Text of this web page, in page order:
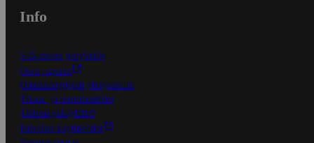
Info
S-Business yrityksille
Oiva-raportit
Osuuskauppojen yhteystiedot
Tilaus- ja toimitusehdot
Tietosuojakäytäntö
Palvelun käyttöehdot